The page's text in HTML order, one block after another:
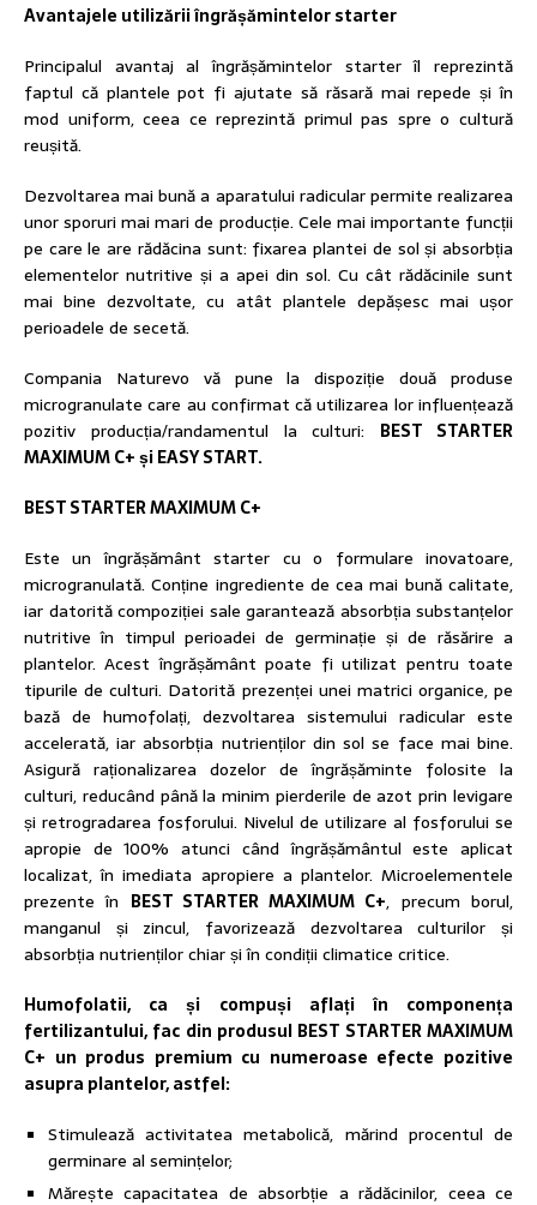
Avantajele utilizării îngrășămintelor starter
Principalul avantaj al îngrășămintelor starter îl reprezintă
faptul că plantele pot fi ajutate să răsară mai repede și în
mod uniform, ceea ce reprezintă primul pas spre o cultură
reușită.
Dezvoltarea mai bună a aparatului radicular permite realizarea
unor sporuri mai mari de producție. Cele mai importante funcții
pe care le are rădăcina sunt: fixarea plantei de sol și absorbția
elementelor nutritive și a apei din sol. Cu cât rădăcinile sunt
mai bine dezvoltate, cu atât plantele depășesc mai ușor
perioadele de secetă.
Compania Naturevo vă pune la dispoziție două produse
microgranulate care au confirmat că utilizarea lor influențează
pozitiv producția/randamentul la culturi: BEST STARTER
MAXIMUM C+ și EASY START.
BEST STARTER MAXIMUM C+
Este un îngrășământ starter cu o formulare inovatoare,
microgranulată. Conține ingrediente de cea mai bună calitate,
iar datorită compoziției sale garantează absorbția substanțelor
nutritive în timpul perioadei de germinație și de răsărire a
plantelor. Acest îngrășământ poate fi utilizat pentru toate
tipurile de culturi. Datorită prezenței unei matrici organice, pe
bază de humofolați, dezvoltarea sistemului radicular este
accelerată, iar absorbția nutrienților din sol se face mai bine.
Asigură raționalizarea dozelor de îngrășăminte folosite la
culturi, reducând până la minim pierderile de azot prin levigare
și retrogradarea fosforului. Nivelul de utilizare al fosforului se
apropie de 100% atunci când îngrășământul este aplicat
localizat, în imediata apropiere a plantelor. Microelementele
prezente în BEST STARTER MAXIMUM C+, precum borul,
manganul și zincul, favorizează dezvoltarea culturilor și
absorbția nutrienților chiar și în condiții climatice critice.
Humofolatii, ca și compuși aflați în componența
fertilizantului, fac din produsul BEST STARTER MAXIMUM
C+ un produs premium cu numeroase efecte pozitive
asupra plantelor, astfel:
Stimulează activitatea metabolică, mărind procentul de
germinare al semințelor;
Mărește capacitatea de absorbție a rădăcinilor, ceea ce